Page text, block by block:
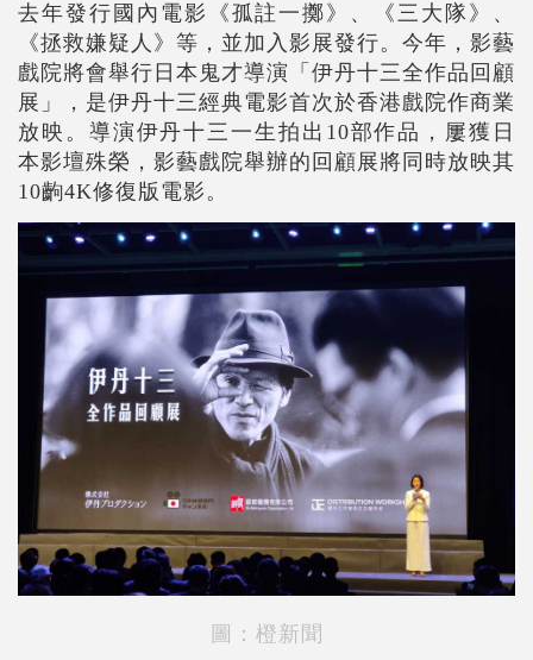
去年發行國內電影《孤註一擲》、《三大隊》、
《拯救嫌疑人》等，並加入影展發行。今年，影藝
戲院將會舉行日本鬼才導演「伊丹十三全作品回顧
展」，是伊丹十三經典電影首次於香港戲院作商業
放映。導演伊丹十三一生拍出10部作品，屢獲日
本影壇殊榮，影藝戲院舉辦的回顧展將同時放映其
10齣4K修復版電影。
圖：橙新聞